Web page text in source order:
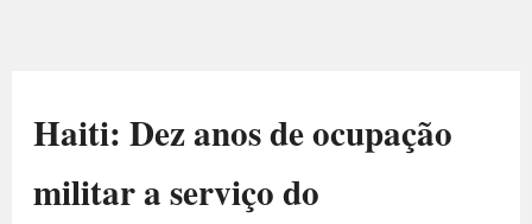
Haiti: Dez anos de ocupação
militar a serviço do